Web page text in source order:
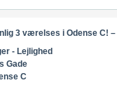
3 værelses i Odense C! –
- Lejlighed
Gade
C